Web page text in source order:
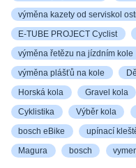
výměna kazety od serviskol
E-TUBE PROJECT Cyclist
výměna řetězu na jízdním kole
výměna plášťů na kole
Horská kola Gravel kola
Cyklistika Výběr kola
bosch eBike upínací
Magura bosch